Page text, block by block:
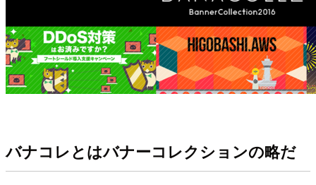
バナコレとはバナーコレクションの略だ